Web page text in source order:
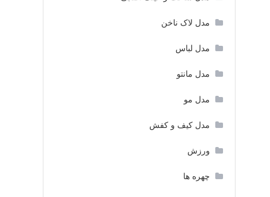
مدل لاک ناخن
مدل لباس
مدل مانتو
مدل مو
مدل کیف و کفش
ورزش
چهره ها